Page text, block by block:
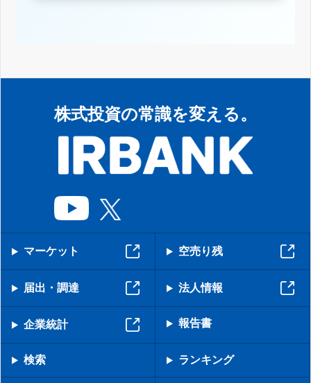
株式投資の常識を変える。
マーケット 空売り残
届出・調達 法人情報
企業統計 報告書
検索 ランキング